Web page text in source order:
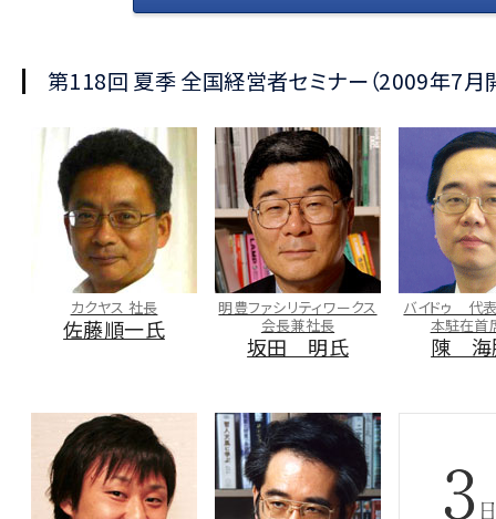
第118回 夏季 全国経営者セミナー（2009年7月
バイドゥ 代表取締役 日
本駐在首席代表
陳 海騰氏
マニー 会長
松谷貫司氏
トライ